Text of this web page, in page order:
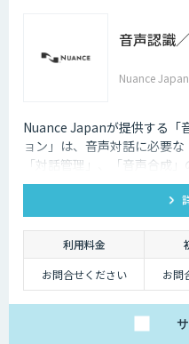
音声認識
Nuance Japan
Nuance Japanが提供する「
ョン」は、音声対話に必要な
「対話管理」、「音声合成
です。
利用料金
お問合せください
お問